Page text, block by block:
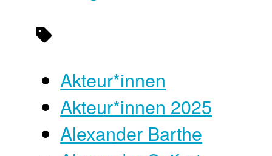
Akteur*innen
Akteur*innen 2025
Alexander Barthe